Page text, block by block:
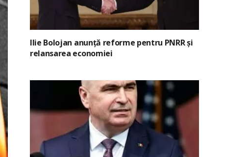
Ilie Bolojan anunță reforme pentru PNRR și
relansarea economiei